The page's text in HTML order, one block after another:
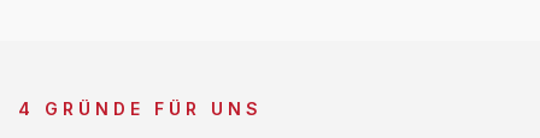
4 GRÜNDE FÜR UNS